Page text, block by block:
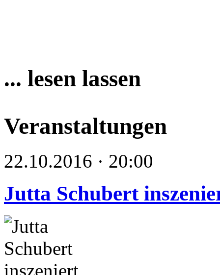
... lesen lassen
Veranstaltungen
22.10.2016 · 20:00
Jutta Schubert